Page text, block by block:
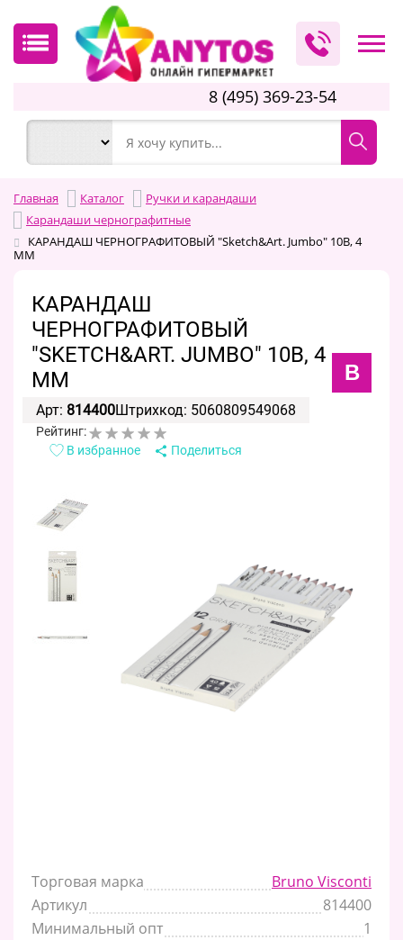
8 (495) 369-23-54
Главная Каталог
Ручки и карандаши
Карандаши чернографитные
КАРАНДАШ ЧЕРНОГРАФИТОВЫЙ "Sketch&Art. Jumbo" 10В, 4
MM
КАРАНДАШ
ЧЕРНОГРАФИТОВЫЙ
"SKETCH&ART. JUMBO" 10В, 4
MM
B
Арт: 814400Штрихкод: 5060809549068
Рейтинг:
В избранное
Поделиться
Торговая марка
Bruno Visconti
Артикул
814400
Минимальный опт
1